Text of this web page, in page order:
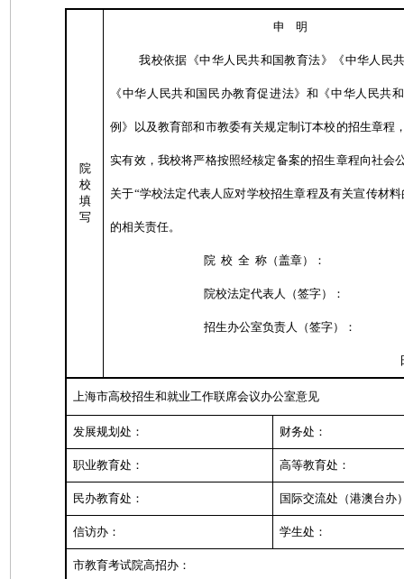
院
校
填
写
申 明
我校依据《中华人民共和国教育法》《中华人民
《中华人民共和国民办教育促进法》和《中华人民共
例》以及教育部和市教委有关规定制订本校的招生章程
实有效，我校将严格按照经核定备案的招生章程向社会
关于“学校法定代表人应对学校招生章程及有关宣传材
的相关责任。
院 校 全 称（盖章）：
院校法定代表人（签字）：
招生办公室负责人（签字）：
上海市高校招生和就业工作联席会议办公室意见
发展规划处： 财务处：
职业教育处： 高等教育处：
民办教育处： 国际交流处（港澳台办
信访办： 学生处：
市教育考试院高招办：